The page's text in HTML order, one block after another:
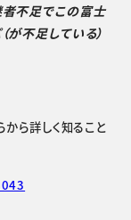
者不足でこの富士
が不足している）
ら詳しく知ること